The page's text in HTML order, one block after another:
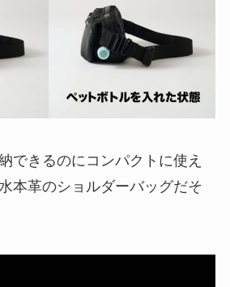
できるのにコンパクトに使え
本革のショルダーバッグだそ